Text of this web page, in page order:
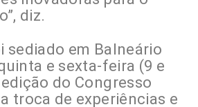
diz.
sediado em Balneário
e sexta-feira (9 e
do Congresso
troca de experiências e